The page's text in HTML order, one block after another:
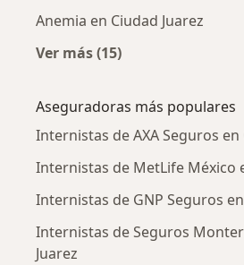
Anemia en Ciudad Juarez
Ver más (15)
Aseguradoras más populares
Internistas de AXA Seguros en
Internistas de MetLife México
Internistas de GNP Seguros
Internistas de Seguros
Juarez